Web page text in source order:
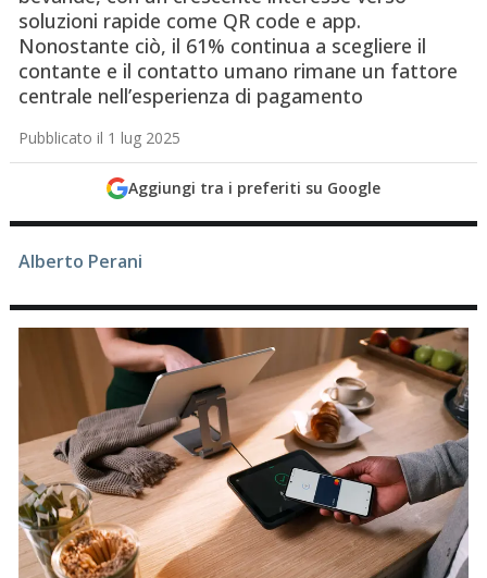
soluzioni rapide come QR code e app.
Nonostante ciò, il 61% continua a scegliere il
contante e il contatto umano rimane un fattore
centrale nell’esperienza di pagamento
Pubblicato il 1 lug 2025
Aggiungi tra i preferiti su Google
Alberto Perani